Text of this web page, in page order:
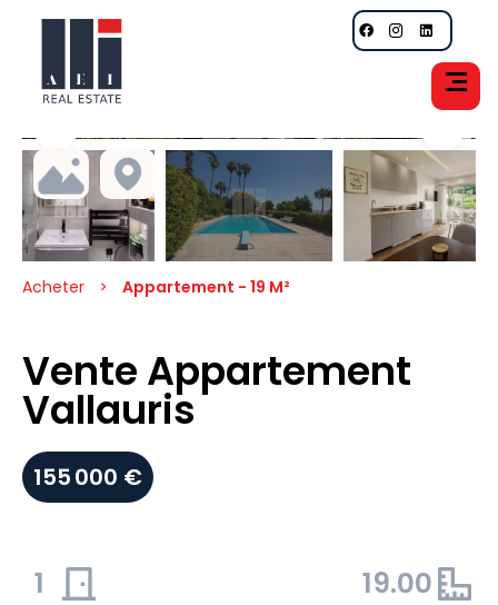
Acheter Appartement - 19 M²
Vente Appartement
Vallauris
155 000 €
1 19.00